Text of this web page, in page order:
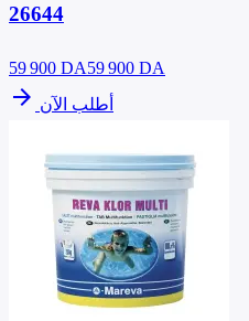
26644
59 900 DA59 900 DA
arrow_forward أطلب الآن